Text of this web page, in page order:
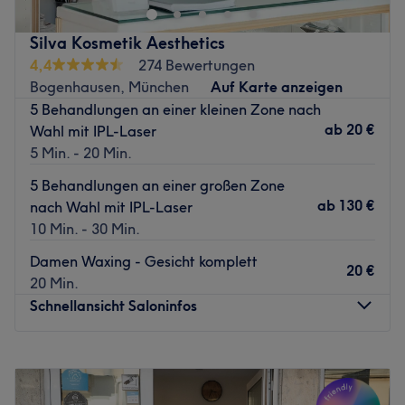
dramatischen Wimpernaufschlag und eine reine Haut
getan. Neben Wimpernverlängerungen gibt es
wunderbare Gesichtsbehandlungen, die individuell auf
deine Hautbedürfnisse angepasst werden.
Nächste öffentliche Verkehrsmittel:
Die U-Bahnhaltestelle Theresienstraße ist nur vier
Gehminuten entfernt.
Das Team:
Mit ausführlicher und individueller Beratung steht die
erfahrene Kosmetikerin und Inhaberin Sophia für dich
bereit. Hier wird Russisch und Deutsch gesprochen.
Was uns an dem Salon gefällt:
Atmosphäre: Modern, elegant, stilvoll.
Extras: Kostenlose Getränke und kostenloses WLAN.
Silva Kosmetik Aesthetics
4,4
274 Bewertungen
Bogenhausen, München
Auf Karte anzeigen
5 Behandlungen an einer kleinen Zone nach
Wahl mit IPL-Laser
5 Min. - 20 Min.
ab 20 €
5 Behandlungen an einer großen Zone
nach Wahl mit IPL-Laser
10 Min. - 30 Min.
ab 130 €
Damen Waxing - Gesicht komplett
20 Min.
20 €
Schnellansicht Saloninfos
Dienstag
10:00 – 20:00
Mittwoch
10:00
20:00